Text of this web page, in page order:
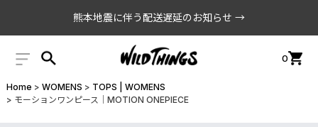
熊本地震に伴う配送遅延のお知らせ →
0
Home WOMENS
TOPS | WOMENS
モーションワンピース│MOTION ONEPIECE